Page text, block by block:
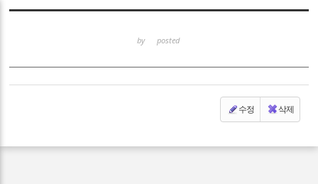
by posted
수정 삭제
Sketchbook5, 스케치북5
Sketchbook5, 스케치북5